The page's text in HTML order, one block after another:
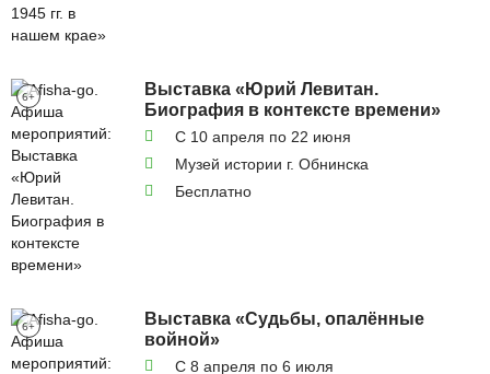
6+
Выставка «Юрий Левитан.
Биография в контексте времени»
С 10 апреля по 22 июня
Музей истории г. Обнинска
Бесплатно
6+
Выставка «Судьбы, опалённые
войной»
С 8 апреля по 6 июля